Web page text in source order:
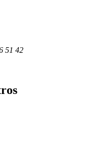
51 42